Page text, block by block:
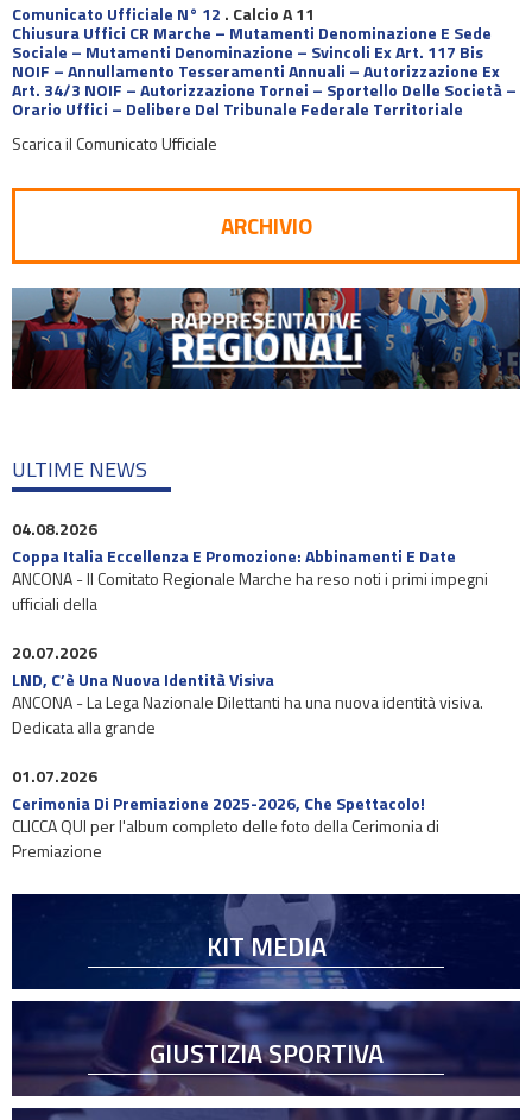
Comunicato Ufficiale N° 12 . Calcio A 11
Chiusura Uffici CR Marche – Mutamenti Denominazione E Sede
Sociale – Mutamenti Denominazione – Svincoli Ex Art. 117 Bis
NOIF – Annullamento Tesseramenti Annuali – Autorizzazione Ex
Art. 34/3 NOIF – Autorizzazione Tornei – Sportello Delle Società –
Orario Uffici – Delibere Del Tribunale Federale Territoriale
Scarica il Comunicato Ufficiale
ARCHIVIO
ULTIME NEWS
04.08.2026
Coppa Italia Eccellenza E Promozione: Abbinamenti E Date
ANCONA - Il Comitato Regionale Marche ha reso noti i primi impegni
ufficiali della
20.07.2026
LND, C’è Una Nuova Identità Visiva
ANCONA - La Lega Nazionale Dilettanti ha una nuova identità visiva.
Dedicata alla grande
01.07.2026
Cerimonia Di Premiazione 2025-2026, Che Spettacolo!
CLICCA QUI per l'album completo delle foto della Cerimonia di
Premiazione
KIT MEDIA
GIUSTIZIA SPORTIVA